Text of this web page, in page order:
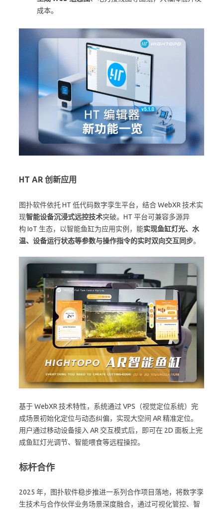
成本。
HT AR 创新应用
图扑软件依托 HT 低代码数字孪生平台，结合 WebXR 技术实
现智能设备沉浸式远控技术突破。HT 平台可兼容多源异
构 IoT 生态，以智能鱼缸为应用实例，能实现鱼缸灯光、水
温、设备运行状态等参数与操作指令的实时双向交互同步。
基于 WebXR 技术特性，系统通过 VPS（视觉定位系统）完
成场景初始化定位与动态纠偏，实现大空间 AR 精准定位。
用户通过移动设备接入 AR 交互模式后，即可在 2D 面板上完
成鱼缸灯光调节、智能喂食等远程操控。
标杆合作
2025 年，图扑软件稳步推进一系列合作项目落地，将数字孪
生技术与合作伙伴业务场景深度融合，通过可视化管控、智